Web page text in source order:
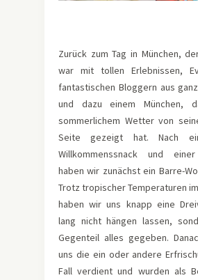
Zurück zum Tag in München,
war mit tollen Erlebnissen,
fantastischen Bloggern aus
und dazu einem München,
sommerlichem Wetter von
Seite gezeigt hat. Nach
Willkommenssnack und
haben wir zunächst ein Barre-
Trotz tropischer Temperaturen
haben wir uns knapp eine
lang nicht hängen lassen,
Gegenteil alles gegeben.
uns die ein oder andere
Fall verdient und wurden als